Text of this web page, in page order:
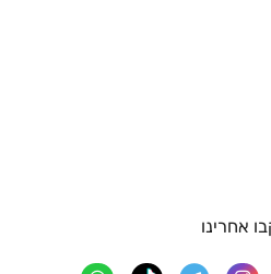
אחרינו